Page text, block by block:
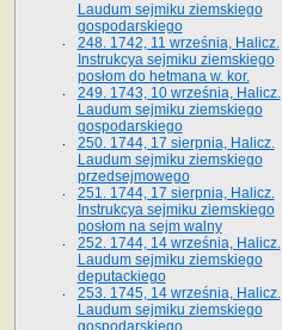
Laudum sejmiku ziemskiego
gospodarskiego
248. 1742, 11 września, Halicz.
Instrukcya sejmiku ziemskiego
posłom do hetmana w. kor.
249. 1743, 10 września, Halicz.
Laudum sejmiku ziemskiego
gospodarskiego
250. 1744, 17 sierpnia, Halicz.
Laudum sejmiku ziemskiego
przedsejmowego
251. 1744, 17 sierpnia, Halicz.
Instrukcya sejmiku ziemskiego
posłom na sejm walny
252. 1744, 14 września, Halicz.
Laudum sejmiku ziemskiego
deputackiego
253. 1745, 14 września, Halicz.
Laudum sejmiku ziemskiego
gospodarskiego